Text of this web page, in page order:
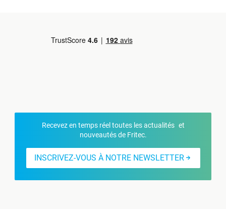
Recevez en temps réel toutes les actualités et
nouveautés de Fritec.
INSCRIVEZ-VOUS À NOTRE NEWSLETTER